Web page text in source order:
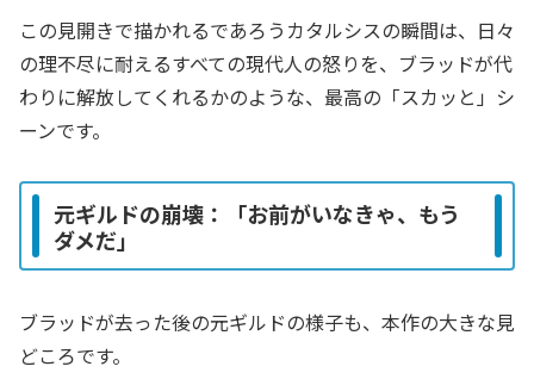
この見開きで描かれるであろうカタルシスの瞬間は、日々
の理不尽に耐えるすべての現代人の怒りを、ブラッドが代
わりに解放してくれるかのような、最高の「スカッと」シ
ーンです。
元ギルドの崩壊：「お前がいなきゃ、もう
ダメだ」
ブラッドが去った後の元ギルドの様子も、本作の大きな見
どころです。